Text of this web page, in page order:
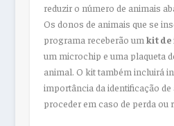
reduzir o número de animais
Os donos de animais que se
programa receberão um kit de
um microchip e uma plaqueta
animal. O kit também incluirá
importância da identificação
proceder em caso de perda ou